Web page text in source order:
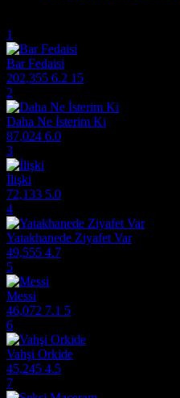
1
Bar Fedaisi
202,355 6.2 15
2
Daha Ne İsterim Ki
87,024 6.0
3
İlişki
72,133 5.0
4
Yatakhanede Ziyafet Var
49,555 4.7
5
Messi
46,072 7.1 5
6
Vahşi Orkide
45,245 4.5
7